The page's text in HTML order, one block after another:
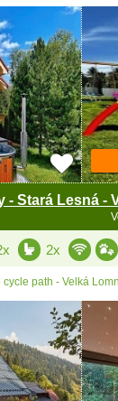
- Stará Lesná -
2x
path - Velká